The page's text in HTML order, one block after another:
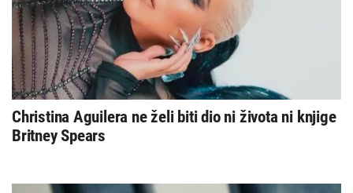
Christina Aguilera ne želi biti dio ni života ni knjige
Britney Spears